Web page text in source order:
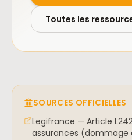
Toutes les
SOURCES OFFICIELLES
Legifrance — Article
assurances (dommage